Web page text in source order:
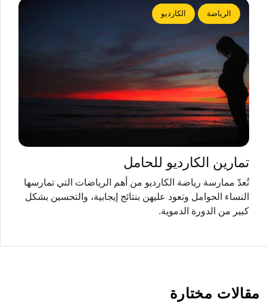
الرياضة الكارديو
تمارين الكارديو للحامل
تُعدّ ممارسة رياضة الكارديو من أهم الرياضات التي تمارسها
النساء الحوامل وتعود عليهن بنتائج إيجابية، والتحسين بشكل
كبير من الدورة الدموية.
مقالات مختارة